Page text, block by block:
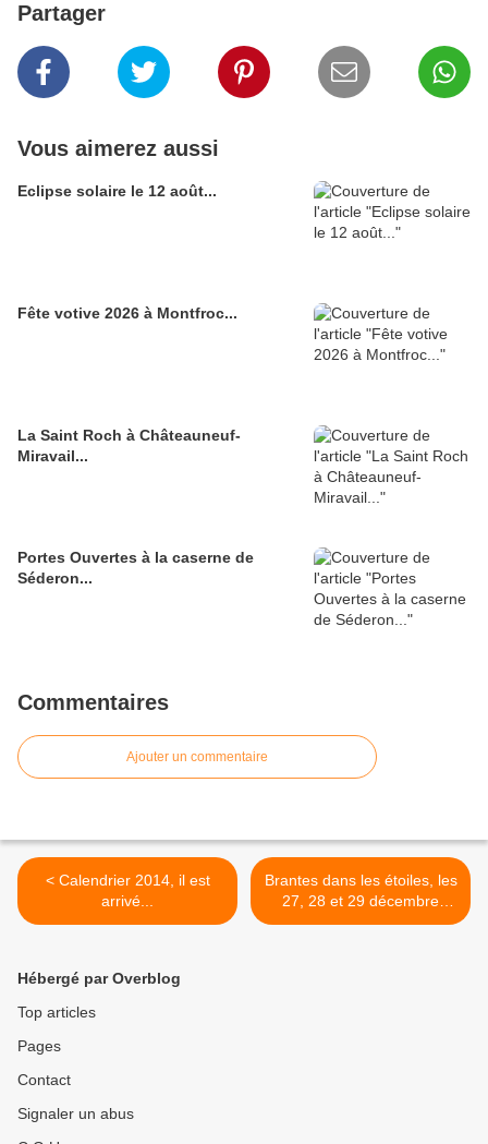
Partager
Vous aimerez aussi
Eclipse solaire le 12 août...
Fête votive 2026 à Montfroc...
La Saint Roch à Châteauneuf-
Miravail...
Portes Ouvertes à la caserne de
Séderon...
Commentaires
Ajouter un commentaire
< Calendrier 2014, il est
arrivé...
Brantes dans les étoiles, les
27, 28 et 29 décembre
2013... >
Hébergé par Overblog
Top articles
Pages
Contact
Signaler un abus